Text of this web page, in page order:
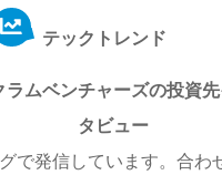
テックトレンド
ラムベンチャーズの投資
タビュー
で発信しています。合わ